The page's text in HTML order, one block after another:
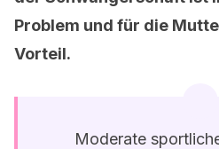
Problem und für die
Vorteil.
Moderate